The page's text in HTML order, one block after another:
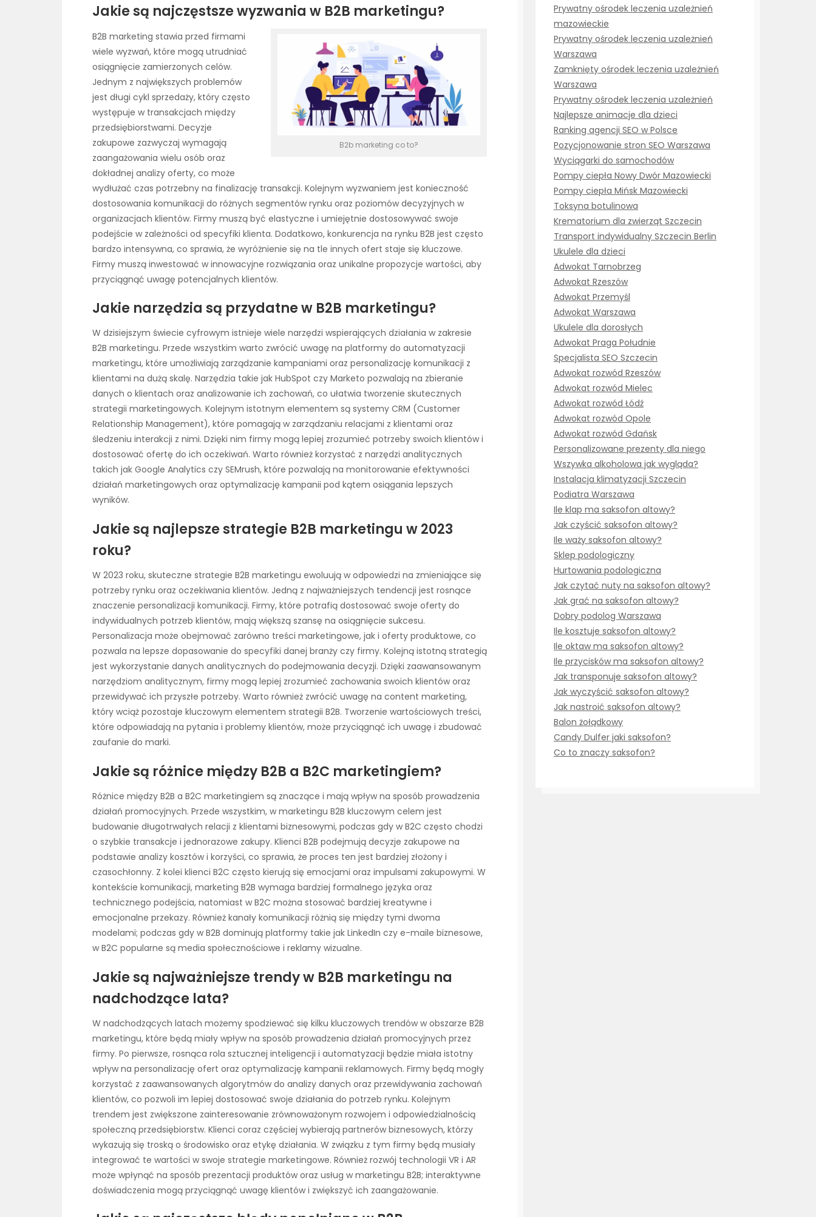
Jakie są najczęstsze wyzwania w B2B marketingu?
B2b marketing co to?
B2B marketing stawia przed firmami
wiele wyzwań, które mogą utrudniać
osiągnięcie zamierzonych celów.
Jednym z największych problemów
jest długi cykl sprzedaży, który często
występuje w transakcjach między
przedsiębiorstwami. Decyzje
zakupowe zazwyczaj wymagają
zaangażowania wielu osób oraz
dokładnej analizy oferty, co może
wydłużać czas potrzebny na finalizację transakcji. Kolejnym wyzwaniem jest konieczność
dostosowania komunikacji do różnych segmentów rynku oraz poziomów decyzyjnych w
organizacjach klientów. Firmy muszą być elastyczne i umiejętnie dostosowywać swoje
podejście w zależności od specyfiki klienta. Dodatkowo, konkurencja na rynku B2B jest często
bardzo intensywna, co sprawia, że wyróżnienie się na tle innych ofert staje się kluczowe.
Firmy muszą inwestować w innowacyjne rozwiązania oraz unikalne propozycje wartości, aby
przyciągnąć uwagę potencjalnych klientów.
Jakie narzędzia są przydatne w B2B marketingu?
W dzisiejszym świecie cyfrowym istnieje wiele narzędzi wspierających działania w zakresie
B2B marketingu. Przede wszystkim warto zwrócić uwagę na platformy do automatyzacji
marketingu, które umożliwiają zarządzanie kampaniami oraz personalizację komunikacji z
klientami na dużą skalę. Narzędzia takie jak HubSpot czy Marketo pozwalają na zbieranie
danych o klientach oraz analizowanie ich zachowań, co ułatwia tworzenie skutecznych
strategii marketingowych. Kolejnym istotnym elementem są systemy CRM (Customer
Relationship Management), które pomagają w zarządzaniu relacjami z klientami oraz
śledzeniu interakcji z nimi. Dzięki nim firmy mogą lepiej zrozumieć potrzeby swoich klientów i
dostosować ofertę do ich oczekiwań. Warto również korzystać z narzędzi analitycznych
takich jak Google Analytics czy SEMrush, które pozwalają na monitorowanie efektywności
działań marketingowych oraz optymalizację kampanii pod kątem osiągania lepszych
wyników.
Jakie są najlepsze strategie B2B marketingu w 2023
roku?
W 2023 roku, skuteczne strategie B2B marketingu ewoluują w odpowiedzi na zmieniające się
potrzeby rynku oraz oczekiwania klientów. Jedną z najważniejszych tendencji jest rosnące
znaczenie personalizacji komunikacji. Firmy, które potrafią dostosować swoje oferty do
indywidualnych potrzeb klientów, mają większą szansę na osiągnięcie sukcesu.
Personalizacja może obejmować zarówno treści marketingowe, jak i oferty produktowe, co
pozwala na lepsze dopasowanie do specyfiki danej branży czy firmy. Kolejną istotną strategią
jest wykorzystanie danych analitycznych do podejmowania decyzji. Dzięki zaawansowanym
narzędziom analitycznym, firmy mogą lepiej zrozumieć zachowania swoich klientów oraz
przewidywać ich przyszłe potrzeby. Warto również zwrócić uwagę na content marketing,
który wciąż pozostaje kluczowym elementem strategii B2B. Tworzenie wartościowych treści,
które odpowiadają na pytania i problemy klientów, może przyciągnąć ich uwagę i zbudować
zaufanie do marki.
Jakie są różnice między B2B a B2C marketingiem?
Różnice między B2B a B2C marketingiem są znaczące i mają wpływ na sposób prowadzenia
działań promocyjnych. Przede wszystkim, w marketingu B2B kluczowym celem jest
budowanie długotrwałych relacji z klientami biznesowymi, podczas gdy w B2C często chodzi
o szybkie transakcje i jednorazowe zakupy. Klienci B2B podejmują decyzje zakupowe na
podstawie analizy kosztów i korzyści, co sprawia, że proces ten jest bardziej złożony i
czasochłonny. Z kolei klienci B2C często kierują się emocjami oraz impulsami zakupowymi. W
kontekście komunikacji, marketing B2B wymaga bardziej formalnego języka oraz
technicznego podejścia, natomiast w B2C można stosować bardziej kreatywne i
emocjonalne przekazy. Również kanały komunikacji różnią się między tymi dwoma
modelami; podczas gdy w B2B dominują platformy takie jak LinkedIn czy e-maile biznesowe,
w B2C popularne są media społecznościowe i reklamy wizualne.
Jakie są najważniejsze trendy w B2B marketingu na
nadchodzące lata?
W nadchodzących latach możemy spodziewać się kilku kluczowych trendów w obszarze B2B
marketingu, które będą miały wpływ na sposób prowadzenia działań promocyjnych przez
firmy. Po pierwsze, rosnąca rola sztucznej inteligencji i automatyzacji będzie miała istotny
wpływ na personalizację ofert oraz optymalizację kampanii reklamowych. Firmy będą mogły
korzystać z zaawansowanych algorytmów do analizy danych oraz przewidywania zachowań
klientów, co pozwoli im lepiej dostosować swoje działania do potrzeb rynku. Kolejnym
trendem jest zwiększone zainteresowanie zrównoważonym rozwojem i odpowiedzialnością
społeczną przedsiębiorstw. Klienci coraz częściej wybierają partnerów biznesowych, którzy
wykazują się troską o środowisko oraz etykę działania. W związku z tym firmy będą musiały
integrować te wartości w swoje strategie marketingowe. Również rozwój technologii VR i AR
może wpłynąć na sposób prezentacji produktów oraz usług w marketingu B2B; interaktywne
doświadczenia mogą przyciągnąć uwagę klientów i zwiększyć ich zaangażowanie.
Prywatny ośrodek leczenia uzależnień
mazowieckie
Prywatny ośrodek leczenia uzależnień
Warszawa
Zamknięty ośrodek leczenia uzależnień
Warszawa
Prywatny ośrodek leczenia uzależnień
Najlepsze animacje dla dzieci
Ranking agencji SEO w Polsce
Pozycjonowanie stron SEO Warszawa
Wyciągarki do samochodów
Pompy ciepła Nowy Dwór Mazowiecki
Pompy ciepła Mińsk Mazowiecki
Toksyna botulinowa
Krematorium dla zwierząt Szczecin
Transport indywidualny Szczecin Berlin
Ukulele dla dzieci
Adwokat Tarnobrzeg
Adwokat Rzeszów
Adwokat Przemyśl
Adwokat Warszawa
Ukulele dla dorosłych
Adwokat Praga Południe
Specjalista SEO Szczecin
Adwokat rozwód Rzeszów
Adwokat rozwód Mielec
Adwokat rozwód Łódź
Adwokat rozwód Opole
Adwokat rozwód Gdańsk
Personalizowane prezenty dla niego
Wszywka alkoholowa jak wygląda?
Instalacja klimatyzacji Szczecin
Podiatra Warszawa
Ile klap ma saksofon altowy?
Jak czyścić saksofon altowy?
Ile waży saksofon altowy?
Sklep podologiczny
Hurtowania podologiczna
Jak czytać nuty na saksofon altowy?
Jak grać na saksofon altowy?
Dobry podolog Warszawa
Ile kosztuje saksofon altowy?
Ile oktaw ma saksofon altowy?
Ile przycisków ma saksofon altowy?
Jak transponuje saksofon altowy?
Jak wyczyścić saksofon altowy?
Jak nastroić saksofon altowy?
Balon żołądkowy
Candy Dulfer jaki saksofon?
Co to znaczy saksofon?